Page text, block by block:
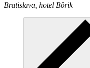
Bratislava, hotel Bôrik